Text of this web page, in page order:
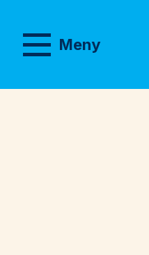
Meny
Visa meny